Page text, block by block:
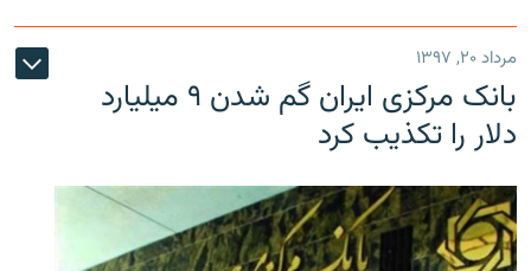
مرداد ۲۰, ۱۳۹۷
بانک مرکزی ایران گم شدن ۹ میلیارد
دلار را تکذیب کرد